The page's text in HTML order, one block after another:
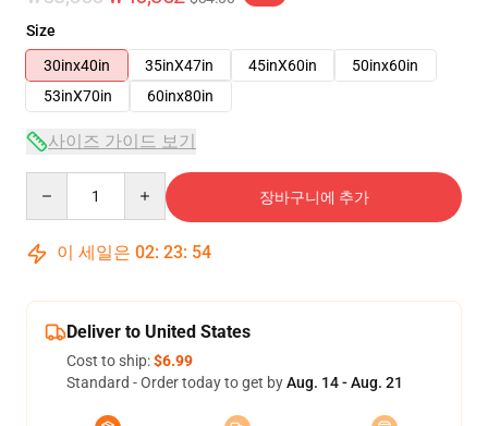
Size
30inx40in
35inX47in 45inX60in
50inx60in
53inX70in
60inx80in
사이즈 가이드 보기
장바구니에 추가
이 세일은 02: 23: 53
Deliver to United States
Cost to ship:$6.99
Standard - Order today to get byAug. 14 - Aug. 21